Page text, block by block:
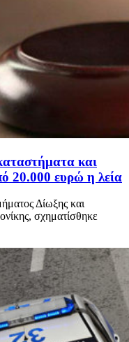
και
20.000 ευρώ η λεία
Δίωξης και
σχηματίσθηκε